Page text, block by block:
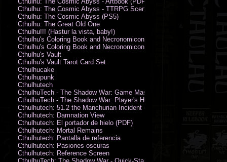
Cthulhu: The Cosmic Abyss - TTRPG Scenario - Arkham Horror (PDF)
Cthulhu: The Cosmic Abyss (PS5)
Cthulhu: The Great Old One
Cthulhu!!! (Hastur la vista, baby!)
Cthulhu's Coloring Book and Necronomicon of Sunny Day Doings
Cthulhu's Coloring Book and Necronomicon of Sunny Day Doings New
Cthulhu's Vault
Cthulhu's Vault Tarot Card Set
Cthulhucake
Cthulhupunk
Cthulhutech
CthulhuTech - The Shadow War: Game Master's Guide (PDF)
CthulhuTech - The Shadow War: Player's Handbook (PDF)
Cthulhutech: 51.2 the Manchurian Incident (PDF)
Cthulhutech: Damnation View
Cthulhutech: El portador de hielo (PDF)
Cthulhutech: Mortal Remains
Cthulhutech: Pantalla de referencia
Cthulhutech: Pasiones oscuras
Cthulhutech: Reference Screen